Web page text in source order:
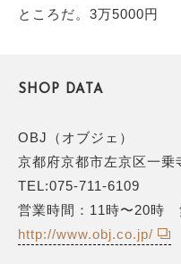
ところだ。3万5000円
SHOP DATA
OBJ（オブジェ）
京都府京都市左京区一
TEL:075-711-6109
営業時間：11時〜20時
http://www.obj.co.jp/